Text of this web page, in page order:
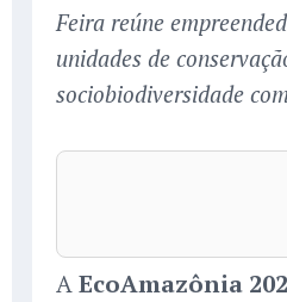
Feira reúne
unidades de
sociobiodiversidade
AEcoAmazônia